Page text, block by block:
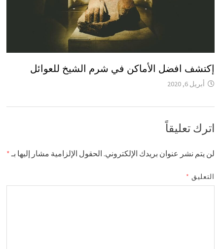
إكتشف افضل الأماكن في شرم الشيخ للعوائل
أبريل 6, 2020
اترك تعليقاً
لن يتم نشر عنوان بريدك الإلكتروني. الحقول الإلزامية مشار إليها بـ*
التعليق *